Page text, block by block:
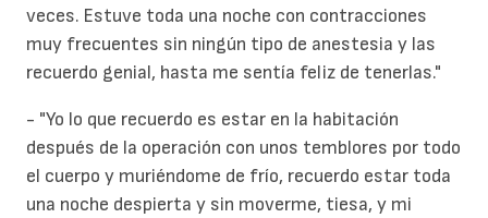
veces. Estuve toda una noche con contracciones
muy frecuentes sin ningún tipo de anestesia y las
recuerdo genial, hasta me sentía feliz de tenerlas."
- "Yo lo que recuerdo es estar en la habitación
después de la operación con unos temblores por todo
el cuerpo y muriéndome de frío, recuerdo estar toda
una noche despierta y sin moverme, tiesa, y mi